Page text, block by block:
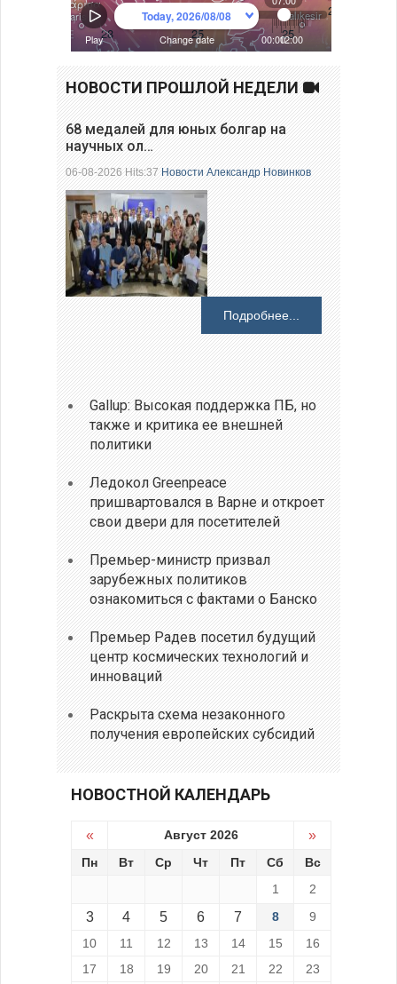
НОВОСТИ ПРОШЛОЙ НЕДЕЛИ
68 медалей для юных болгар на
научных ол…
06-08-2026 Hits:37Новости Александр Новинков
Подробнее...
Gallup: Высокая поддержка ПБ, но
также и критика ее внешней
политики
Ледокол Greenpeace
пришвартовался в Варне и откроет
свои двери для посетителей
Премьер-министр призвал
зарубежных политиков
ознакомиться с фактами о Банско
Премьер Радев посетил будущий
центр космических технологий и
инноваций
Раскрыта схема незаконного
получения европейских субсидий
НОВОСТНОЙ КАЛЕНДАРЬ
« Август 2026 »
Пн Вт Ср Чт Пт Сб
Вс
1
2
3 4 5 6 7 8
9
10
11 12 13 14 15
16
17
18 19 20 21 22 23